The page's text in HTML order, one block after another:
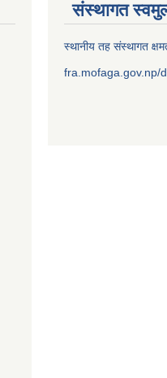
संस्थागत
स्थानीय तह संस्थागत
fra.mofaga.gov.np/